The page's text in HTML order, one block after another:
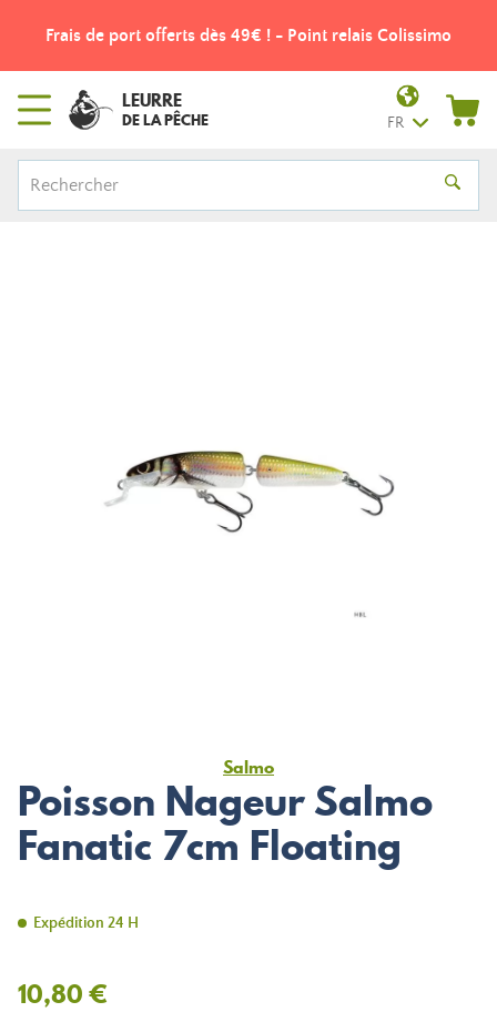
Frais de port offerts dès 49€ ! - Point relais Colissimo
LEURRE
DE LA PÊCHE FR
Salmo
Poisson Nageur Salmo
Fanatic 7cm Floating
Expédition 24 H
10,80 €